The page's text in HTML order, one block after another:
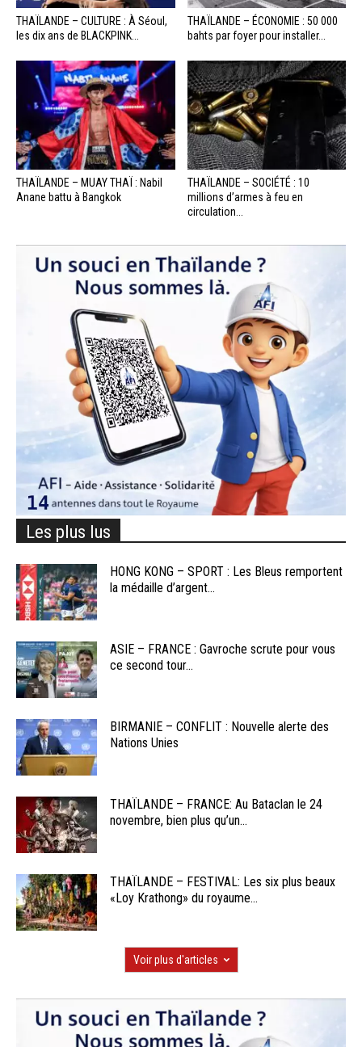
THAÏLANDE – CULTURE : À Séoul,
les dix ans de BLACKPINK...
THAÏLANDE – ÉCONOMIE : 50 000
bahts par foyer pour installer...
THAÏLANDE – MUAY THAÏ : Nabil
Anane battu à Bangkok
THAÏLANDE – SOCIÉTÉ : 10
millions d’armes à feu en
circulation...
Les plus lus
HONG KONG – SPORT : Les Bleus remportent
la médaille d’argent...
ASIE – FRANCE : Gavroche scrute pour vous
ce second tour...
BIRMANIE – CONFLIT : Nouvelle alerte des
Nations Unies
THAÏLANDE – FRANCE: Au Bataclan le 24
novembre, bien plus qu’un...
THAÏLANDE – FESTIVAL: Les six plus beaux
«Loy Krathong» du royaume...
Voir plus d'articles